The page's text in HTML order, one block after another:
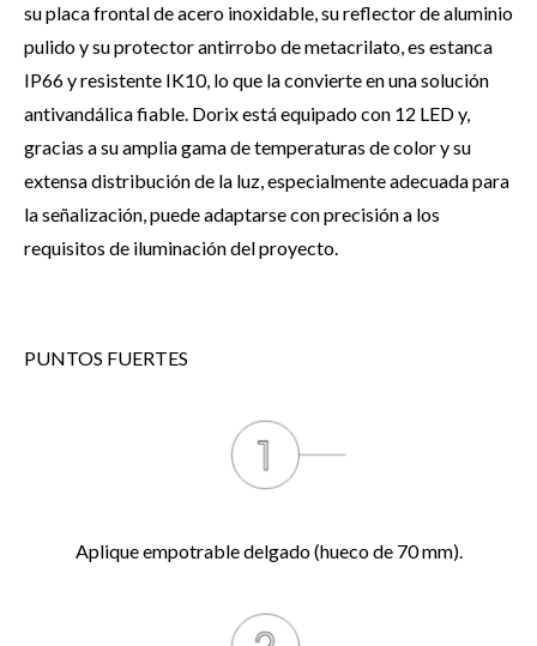
su placa frontal de acero inoxidable, su reflector de aluminio
pulido y su protector antirrobo de metacrilato, es estanca
IP66 y resistente IK10, lo que la convierte en una solución
antivandálica fiable. Dorix está equipado con 12 LED y,
gracias a su amplia gama de temperaturas de color y su
extensa distribución de la luz, especialmente adecuada para
la señalización, puede adaptarse con precisión a los
requisitos de iluminación del proyecto.
PUNTOS FUERTES
Aplique empotrable delgado (hueco de 70 mm).